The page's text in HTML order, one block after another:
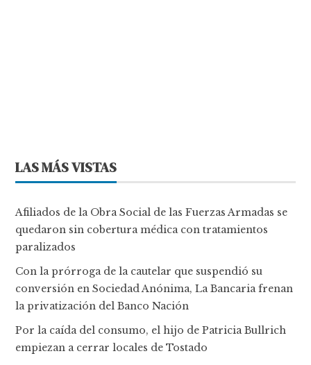
LAS MÁS VISTAS
Afiliados de la Obra Social de las Fuerzas Armadas se
quedaron sin cobertura médica con tratamientos
paralizados
Con la prórroga de la cautelar que suspendió su
conversión en Sociedad Anónima, La Bancaria frenan
la privatización del Banco Nación
Por la caída del consumo, el hijo de Patricia Bullrich
empiezan a cerrar locales de Tostado